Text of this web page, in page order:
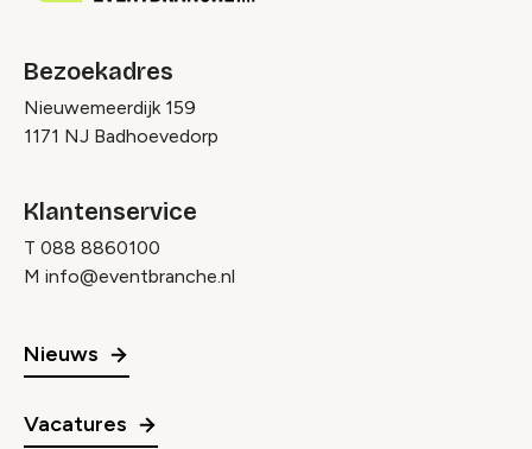
Bezoekadres
Nieuwemeerdijk 159
1171 NJ Badhoevedorp
Klantenservice
T 088 8860100
M info@eventbranche.nl
Nieuws
Vacatures